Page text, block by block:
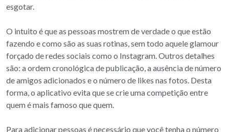
esgotar.
O intuito é que as pessoas mostrem de verdade o que estão
fazendo e como são as suas rotinas, sem todo aquele glamour
forçado de redes sociais como o Instagram. Outros detalhes
são: a ordem cronológica de publicação, a ausência de número
de amigos adicionados e o número de likes nas fotos. Desta
forma, o aplicativo evita que se crie uma competição entre
quem é mais famoso que quem.
Para adicionar pessoas é necessário que você tenha o número